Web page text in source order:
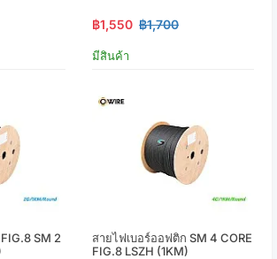
฿1,550 ฿1,700
มีสินค้า
SM 2
สายไฟเบอร์ออฟติก SM 4 CORE
FIG.8 LSZH (1KM)